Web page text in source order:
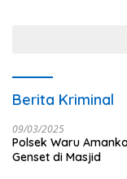
Berita Kriminal
09/03/2025
Polsek Waru
Genset di Masjid